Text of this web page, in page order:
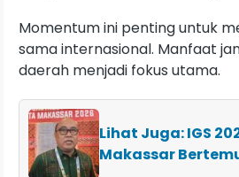
Momentum ini penting untuk
sama internasional. Manfaat
daerah menjadi fokus utama.
Lihat Juga: IGS
Makassar